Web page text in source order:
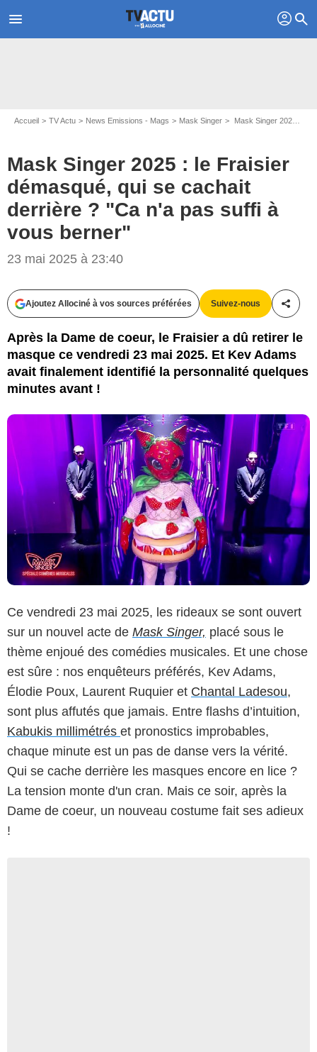
menu profil search
Accueil TV Actu News Emissions - Mags Mask Singer Mask Singer 2025 : le Fraisier démasqué, qui se cachait derrière ? "Ca n'a pas suffi à vous berner"
Mask Singer 2025 : le Fraisier
démasqué, qui se cachait
derrière ? "Ca n'a pas suffi à
vous berner"
23 mai 2025 à 23:40
Ajoutez Allociné à vos sources préférées Suivez-nous
Après la Dame de coeur, le Fraisier a dû retirer le
masque ce vendredi 23 mai 2025. Et Kev Adams
avait finalement identifié la personnalité quelques
minutes avant !
Ce vendredi 23 mai 2025, les rideaux se sont ouvert
sur un nouvel acte de Mask Singer, placé sous le
thème enjoué des comédies musicales. Et une chose
est sûre : nos enquêteurs préférés, Kev Adams,
Élodie Poux, Laurent Ruquier et Chantal Ladesou,
sont plus affutés que jamais. Entre flashs d’intuition,
Kabukis millimétrés et pronostics improbables,
chaque minute est un pas de danse vers la vérité.
Qui se cache derrière les masques encore en lice ?
La tension monte d'un cran. Mais ce soir, après la
Dame de coeur, un nouveau costume fait ses adieux
!